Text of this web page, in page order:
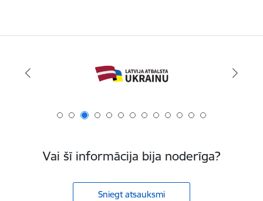
Vai šī informācija bija noderīga?
Sniegt atsauksmi